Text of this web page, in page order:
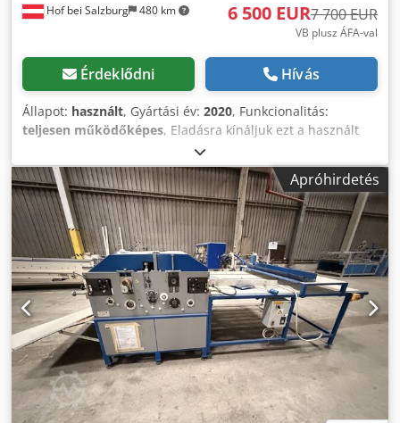
Hof bei Salzburg 480 km 6 500 EUR7 700 EUR
VB plusz ÁFA-val
Érdeklődni Hívás
Állapot: használt, Gyártási év: 2020, Funkcionalitás:
teljesen működőképes, Eladásra kínáljuk ezt a használt
EMproject89 MS 1700 TWOCOL gépet, 2020-as gyártási
évvel. Géptípus: MS 1700 TWOCOL Gyári szám: 24/2020
Gyártási év: 2020. november Feszültség: 220 V Névleges
teljesítmény: 1,5 kW Djdpfx Aijyz T H He Isck
Flexónyomtatáshoz, kartonnyomtatáshoz,
hullámkartonhoz, csomagoláshoz Ha kérdése van vagy
további információra lenne szüksége, kérjük, írjon nekünk
üzenetet vagy hívjon minket.
Apróhirdetés